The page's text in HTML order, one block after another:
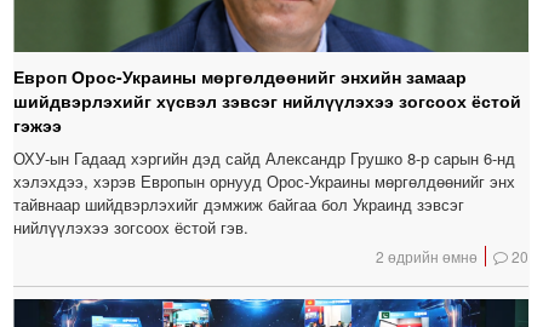
Европ Орос-Украины мөргөлдөөнийг энхийн замаар
шийдвэрлэхийг хүсвэл зэвсэг нийлүүлэхээ зогсоох ёстой
гэжээ
ОХУ-ын Гадаад хэргийн дэд сайд Александр Грушко 8-р сарын 6-нд
хэлэхдээ, хэрэв Европын орнууд Орос-Украины мөргөлдөөнийг энх
тайвнаар шийдвэрлэхийг дэмжиж байгаа бол Украинд зэвсэг
нийлүүлэхээ зогсоох ёстой гэв.
2 өдрийн өмнө 20